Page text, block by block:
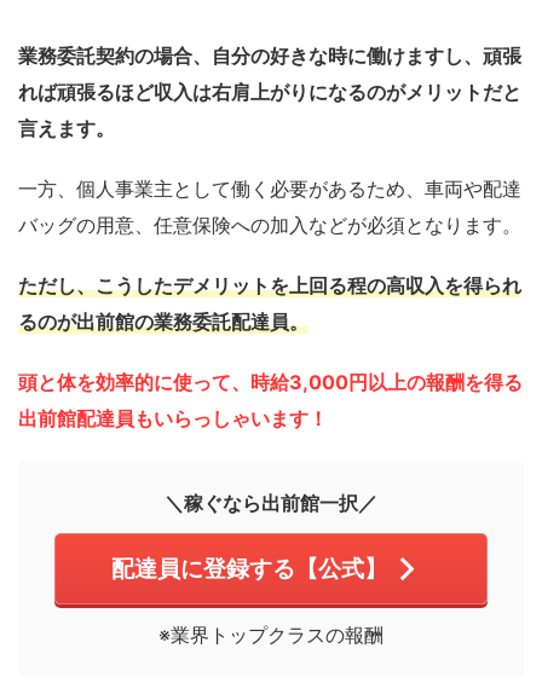
業務委託契約の場合、自分の好きな時に働けますし、頑張
れば頑張るほど収入は右肩上がりになるのがメリットだと
言えます。
一方、個人事業主として働く必要があるため、車両や配達
バッグの用意、任意保険への加入などが必須となります。
ただし、こうしたデメリットを上回る程の高収入を得られ
るのが出前館の業務委託配達員。
頭と体を効率的に使って、時給3,000円以上の報酬を得る
出前館配達員もいらっしゃいます！
＼稼ぐなら出前館一択／
配達員に登録する【公式】
※業界トップクラスの報酬